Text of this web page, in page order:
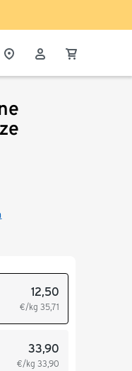
12,50
€/kg 35,71
33,90
€/kg 33,90